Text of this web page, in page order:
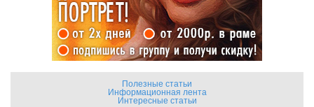
Полезные статьи
Информационная лента
Интересные статьи